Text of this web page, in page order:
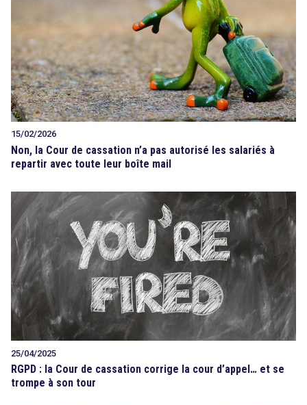
15/02/2026
Non, la Cour de cassation n’a pas autorisé les salariés à
repartir avec toute leur boîte mail
25/04/2025
RGPD : la Cour de cassation corrige la cour d’appel… et se
trompe à son tour